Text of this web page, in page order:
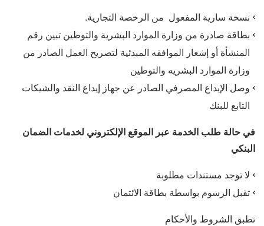
نسخة سارية المفعول من الرخصة التجارية.
بطاقة صادرة من وزارة الموارد البشرية والتوطين تبين رقم
المنشأة أو إشعار الموافقه المبدئية لتصريح العمل الصادر من
وزارة الموارد البشريه والتوطين
وصل الإيداع المصرفي الصادر عن جهاز إيداع النقد والشيكات
التابع للبنك
في حالة طلب الخدمة عبر الموقع الإلكتروني لخدمات الضمان
البنكي
لا توجد مستندات مطلوبة
تقبل الرسوم بواسطة بطاقة الائتمان
تطبق الشروط والأحكام